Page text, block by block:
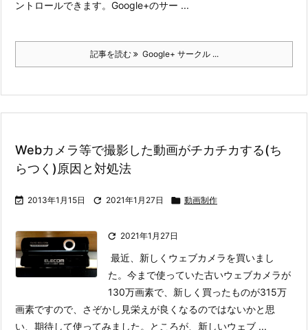
ントロールできます。 Google+のサー ...
記事を読む Google+ サークル ...
Webカメラ等で撮影した動画がチカチカする(ち
らつく)原因と対処法
 2013年1月15日  2021年1月27日  動画制作
 2021年1月27日
最近、新しくウェブカメラを買いまし
た。今まで使っていた古いウェブカメラが
130万画素で、新しく買ったものが315万
画素ですので、さぞかし見栄えが良くなるのではないかと思
い、期待して使ってみました。
ところが、新しいウェブ ...